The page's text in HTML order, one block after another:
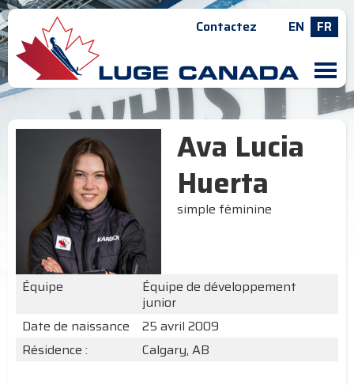
Contactez EN FR
M
Ava Lucia
Huerta
simple féminine
Équipe
Équipe de développement
junior
Date de naissance
25 avril 2009
Résidence :
Calgary, AB